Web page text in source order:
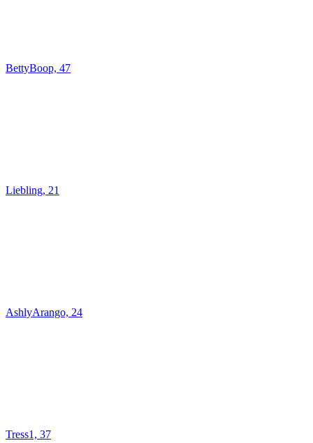
BettyBoop, 47
Liebling, 21
AshlyArango, 24
Tress1, 37